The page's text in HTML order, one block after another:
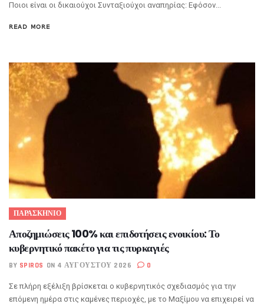
Ποιοι είναι οι δικαιούχοι Συνταξιούχοι αναπηρίας: Εφόσον...
READ MORE
ΠΑΡΑΣΚΗΝΙΟ
Αποζημιώσεις 100% και επιδοτήσεις ενοικίου: Το
κυβερνητικό πακέτο για τις πυρκαγιές
BY SPIROS ON 4 ΑΥΓΟΎΣΤΟΥ 2026 0
Σε πλήρη εξέλιξη βρίσκεται ο κυβερνητικός σχεδιασμός για την
επόμενη ημέρα στις καμένες περιοχές, με το Μαξίμου να επιχειρεί να